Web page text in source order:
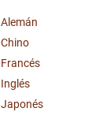
Alemán
Chino
Francés
Inglés
Japonés